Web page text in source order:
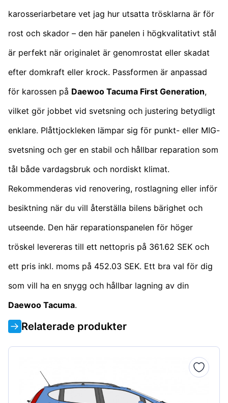
karosseriarbetare vet jag hur utsatta trösklarna är för
rost och skador – den här panelen i högkvalitativt stål
är perfekt när originalet är genomrostat eller skadat
efter domkraft eller krock. Passformen är anpassad
för karossen på Daewoo Tacuma First Generation,
vilket gör jobbet vid svetsning och justering betydligt
enklare. Plåttjockleken lämpar sig för punkt- eller MIG-
svetsning och ger en stabil och hållbar reparation som
tål både vardagsbruk och nordiskt klimat.
Rekommenderas vid renovering, rostlagning eller inför
besiktning när du vill återställa bilens bärighet och
utseende. Den här reparationspanelen för höger
tröskel levereras till ett nettopris på 361.62 SEK och
ett pris inkl. moms på 452.03 SEK. Ett bra val för dig
som vill ha en snygg och hållbar lagning av din
Daewoo Tacuma.
Relaterade produkter